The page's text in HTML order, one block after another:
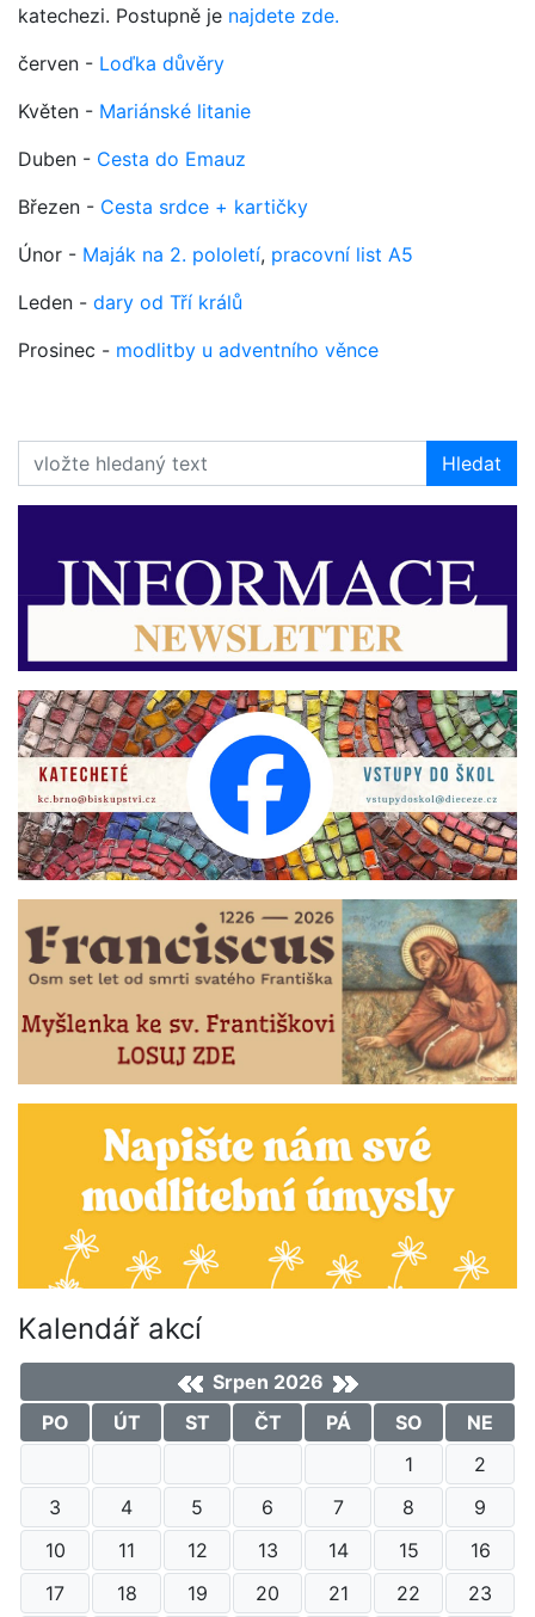
katechezi. Postupně je najdete zde.
červen - Loďka důvěry
Květen - Mariánské litanie
Duben - Cesta do Emauz
Březen - Cesta srdce + kartičky
Únor - Maják na 2. pololetí, pracovní list A5
Leden - dary od Tří králů
Prosinec - modlitby u adventního věnce
Hledat
Kalendář akcí
Srpen 2026
PO
ÚT ST ČT PÁ SO
NE
1
2
3
4 5 6 7 8
9
10
11 12 13 14 15
16
17
18 19 20 21 22
23